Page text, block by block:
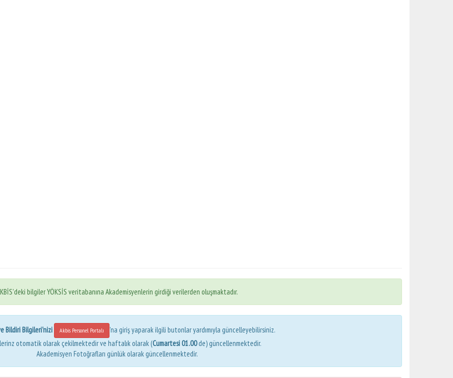
bilgiler YÖKSİS veritabanına Akademisyenlerin girdiği verilerden oluşmaktadır.
Bildiri Bilgileri'nizi Akbis Personel Portalı
'na giriş yaparak ilgili butonlar yardımıyla güncelleyebilirsiniz.
otomatik olarak çekilmektedir ve haftalık olarak (Cumartesi 01.00de) güncellenmektedir.
Akademisyen Fotoğrafları günlük olarak güncellenmektedir.